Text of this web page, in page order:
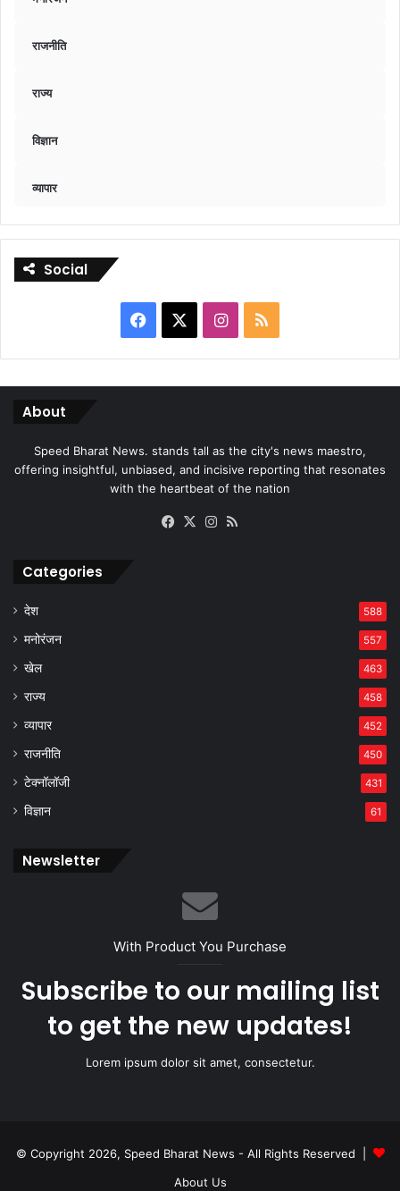
राजनीति
राज्य
विज्ञान
व्यापार
Social
Facebook Instagram
RSS
About
Speed Bharat News. stands tall as the city's news maestro,
offering insightful, unbiased, and incisive reporting that resonates
with the heartbeat of the nation
Facebook
X Instagram
Categories
देश 588
मनोरंजन 557
खेल 463
राज्य 458
व्यापार 452
राजनीति 450
टेक्नॉलॉजी 431
विज्ञान 61
Newsletter
With Product You Purchase
Subscribe to our mailing list
to get the new updates!
Lorem ipsum dolor sit amet, consectetur.
© Copyright 2026, Speed Bharat News - All Rights Reserved |
About Us